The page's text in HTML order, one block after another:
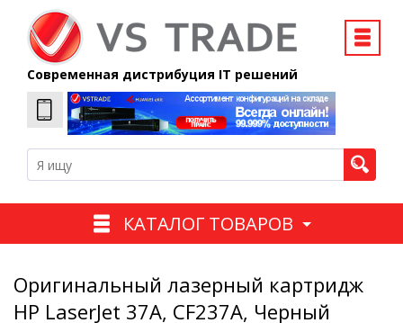
Современная дистрибуция IT решений
КАТАЛОГ ТОВАРОВ
Оригинальный лазерный картридж
HP LaserJet 37A, CF237A, Черный